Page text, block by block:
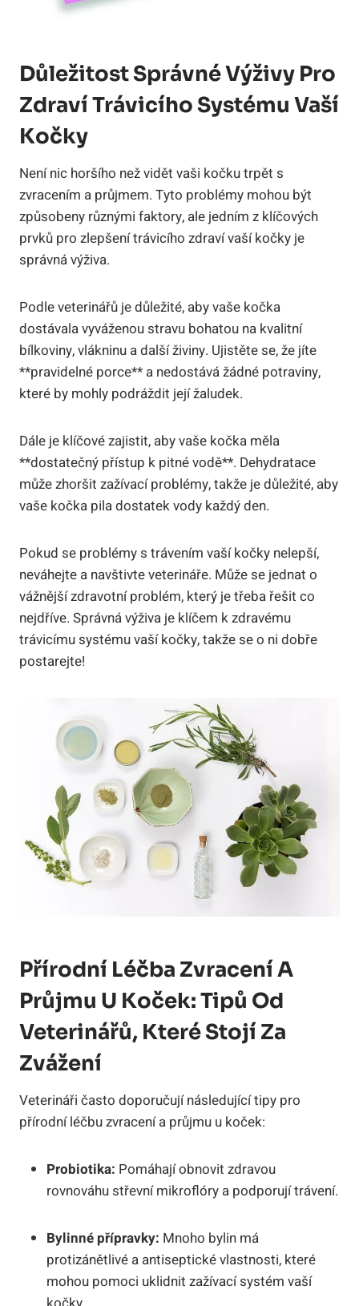
Důležitost Správné Výživy Pro
Zdraví Trávicího Systému Vaší
Kočky
Není nic horšího než vidět vaši kočku trpět s
zvracením a průjmem. Tyto problémy mohou být
způsobeny různými faktory, ale jedním z klíčových
prvků pro zlepšení trávicího zdraví vaší kočky je
správná výživa.
Podle veterinářů je důležité, aby vaše kočka
dostávala vyváženou stravu bohatou na kvalitní
bílkoviny, vlákninu a další živiny. Ujistěte se, že jíte
**pravidelné porce** a nedostává žádné potraviny,
které by mohly podráždit její žaludek.
Dále je klíčové zajistit, aby vaše kočka měla
**dostatečný přístup k pitné vodě**. Dehydratace
může zhoršit zažívací problémy, takže je důležité, aby
vaše kočka pila dostatek vody každý den.
Pokud se problémy s trávením vaší kočky nelepší,
neváhejte a navštivte veterináře. Může se jednat o
vážnější zdravotní problém, který je třeba řešit co
nejdříve. Správná výživa je klíčem k zdravému
trávicímu systému vaší kočky, takže se o ni dobře
postarejte!
Přírodní Léčba Zvracení A
Průjmu U Koček: Tipů Od
Veterinářů, Které Stojí Za
Zvážení
Veterináři často doporučují následující tipy pro
přírodní léčbu zvracení a průjmu u koček:
Probiotika: Pomáhají obnovit zdravou
rovnováhu střevní mikroflóry a podporují trávení.
Bylinné přípravky: Mnoho bylin má
protizánětlivé a antiseptické vlastnosti, které
mohou pomoci uklidnit zažívací systém vaší